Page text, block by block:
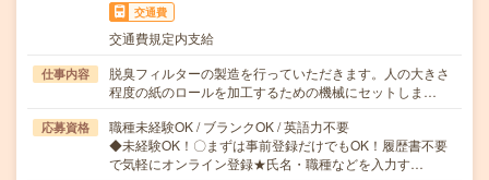
交通費
交通費規定内支給
仕事内容
脱臭フィルターの製造を行っていただきます。人の大きさ
程度の紙のロールを加工するための機械にセットしま…
応募資格
職種未経験OK / ブランクOK / 英語力不要
◆未経験OK！〇まずは事前登録だけでもOK！履歴書不要
で気軽にオンライン登録★氏名・職種などを入力す…